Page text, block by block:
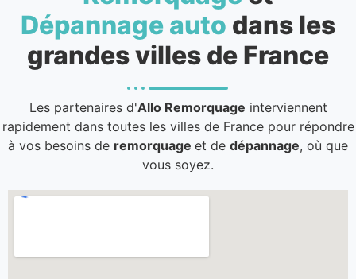
Dépannage auto dans les
grandes villes de France
Les partenaires d'Allo Remorquage interviennent
rapidement dans toutes les villes de France pour répondre
à vos besoins de remorquage et de dépannage, où que
vous soyez.